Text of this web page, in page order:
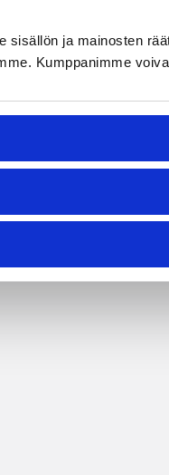
sisällön ja mainosten
Kumppanimme